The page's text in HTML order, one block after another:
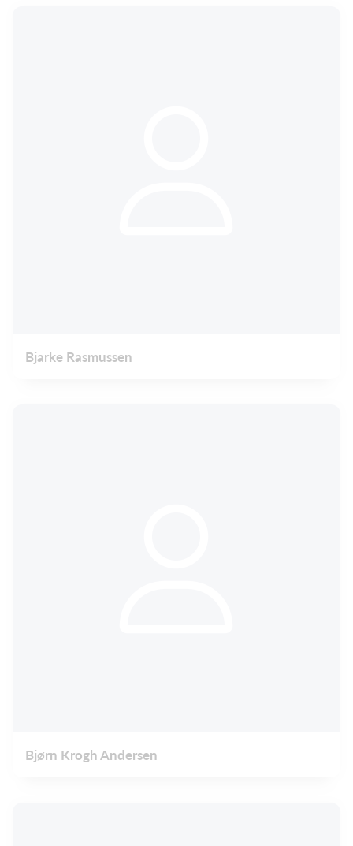
Bjarke Rasmussen
Bjørn Krogh Andersen